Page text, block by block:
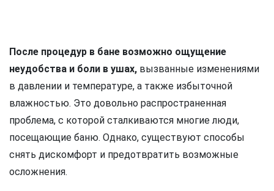
После процедур в бане возможно ощущение
неудобства и боли в ушах, вызванные изменениями
в давлении и температуре, а также избыточной
влажностью. Это довольно распространенная
проблема, с которой сталкиваются многие люди,
посещающие баню. Однако, существуют способы
снять дискомфорт и предотвратить возможные
осложнения.